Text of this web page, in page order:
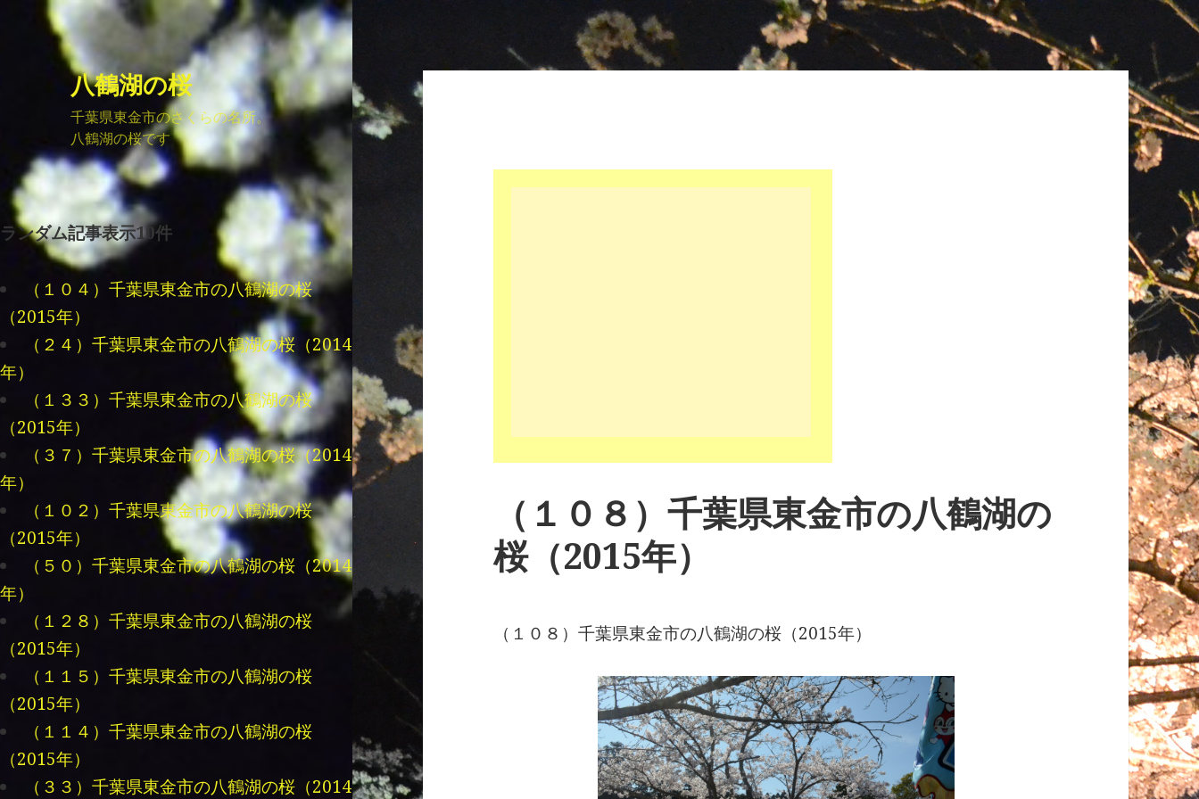
八鶴湖の桜
千葉県東金市のさくらの名所。
八鶴湖の桜です
ランダム記事表示10件
（１０４）千葉県東金市の八鶴湖の桜
（2015年）
（２４）千葉県東金市の八鶴湖の桜（2014
年）
（１３３）千葉県東金市の八鶴湖の桜
（2015年）
（３７）千葉県東金市の八鶴湖の桜（2014
年）
（１０２）千葉県東金市の八鶴湖の桜
（2015年）
（５０）千葉県東金市の八鶴湖の桜（2014
年）
（１２８）千葉県東金市の八鶴湖の桜
（2015年）
（１１５）千葉県東金市の八鶴湖の桜
（2015年）
（１１４）千葉県東金市の八鶴湖の桜
（2015年）
（３３）千葉県東金市の八鶴湖の桜（2014
（１０８）千葉県東金市の八鶴湖の
桜（2015年）
（１０８）千葉県東金市の八鶴湖の桜（2015年）